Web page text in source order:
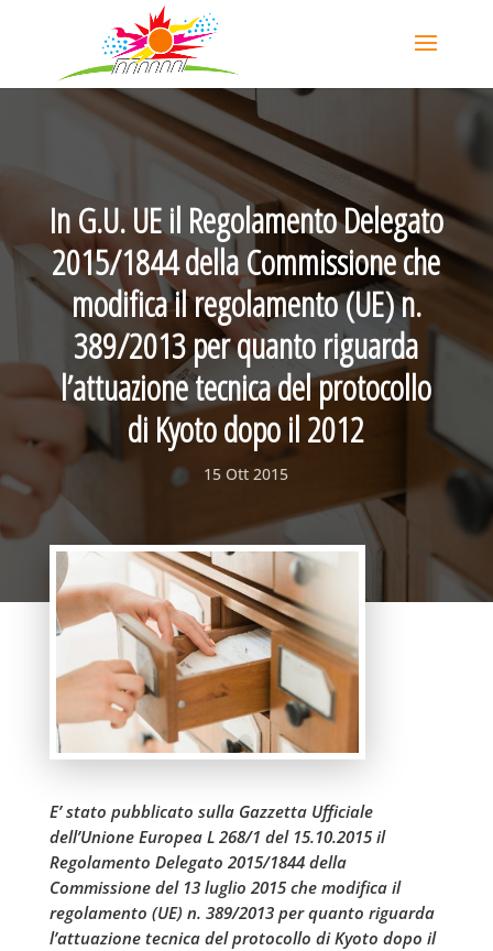
In G.U. UE il Regolamento Delegato
2015/1844 della Commissione che
modifica il regolamento (UE) n.
389/2013 per quanto riguarda
l’attuazione tecnica del protocollo
di Kyoto dopo il 2012
15 Ott 2015
E’ stato pubblicato sulla Gazzetta Ufficiale
dell’Unione Europea L 268/1 del 15.10.2015 il
Regolamento Delegato 2015/1844 della
Commissione del 13 luglio 2015 che modifica il
regolamento (UE) n. 389/2013 per quanto riguarda
l’attuazione tecnica del protocollo di Kyoto dopo il